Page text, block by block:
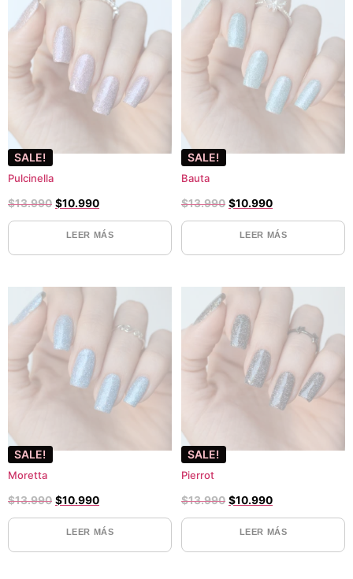
SALE!
Pulcinella
$13.990 $10.990
LEER MÁS
SALE!
Bauta
$13.990 $10.990
LEER MÁS
SALE!
Moretta
$13.990 $10.990
LEER MÁS
SALE!
Pierrot
$13.990 $10.990
LEER MÁS